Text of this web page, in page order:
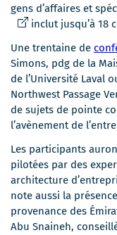
dans
une
gens d’affaires et
inclut jusqu’à 18
Une trentaine de
Simons, pdg de la
de l’Université Laval
Northwest Passage
de sujets de pointe
l’avènement de
Les participants
pilotées par des
architecture
note aussi la
provenance des
Abu Snaineh,